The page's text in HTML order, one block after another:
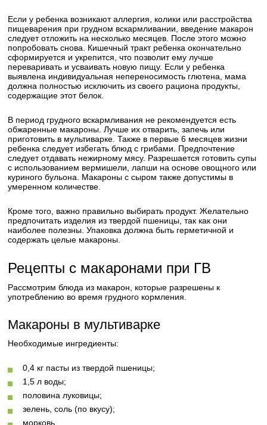
Если у ребенка возникают аллергия, колики или расстройства
пищеварения при грудном вскармливании, введение макарон
следует отложить на несколько месяцев. После этого можно
попробовать снова. Кишечный тракт ребенка окончательно
сформируется и укрепится, что позволит ему лучше
переваривать и усваивать новую пищу. Если у ребенка
выявлена индивидуальная непереносимость глютена, мама
должна полностью исключить из своего рациона продукты,
содержащие этот белок.
В период грудного вскармливания не рекомендуется есть
обжаренные макароны. Лучше их отварить, запечь или
приготовить в мультиварке. Также в первые 6 месяцев жизни
ребенка следует избегать блюд с грибами. Предпочтение
следует отдавать нежирному мясу. Разрешается готовить супы
с использованием вермишели, лапши на основе овощного или
куриного бульона. Макароны с сыром также допустимы в
умеренном количестве.
Кроме того, важно правильно выбирать продукт. Желательно
предпочитать изделия из твердой пшеницы, так как они
наиболее полезны. Упаковка должна быть герметичной и
содержать целые макароны.
Рецепты с макаронами при ГВ
Рассмотрим блюда из макарон, которые разрешены к
употреблению во время грудного кормления.
Макароны в мультиварке
Необходимые ингредиенты:
0,4 кг пасты из твердой пшеницы;
1,5 л воды;
половина луковицы;
зелень, соль (по вкусу);
морковь.